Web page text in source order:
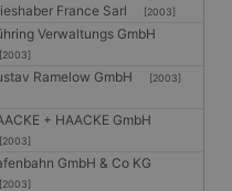
France Sarl [2003]
Verwaltungs GmbH
Ramelow GmbH [2003]
+ HAACKE GmbH
GmbH & Co KG